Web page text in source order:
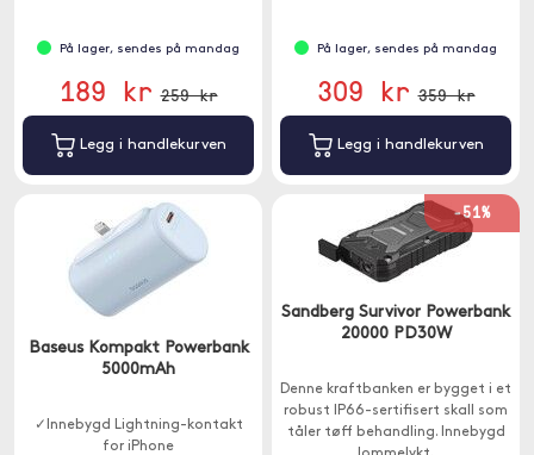
På lager, sendes på mandag
189 kr 259 kr
Legg i handlekurven
På lager, sendes på mandag
309 kr 359 kr
Legg i handlekurven
Baseus Kompakt Powerbank
5000mAh
✓Innebygd Lightning-kontakt
for iPhone
-51%
Sandberg Survivor Powerbank
20000 PD30W
Denne kraftbanken er bygget i et
robust IP66-sertifisert skall som
tåler tøff behandling. Innebygd